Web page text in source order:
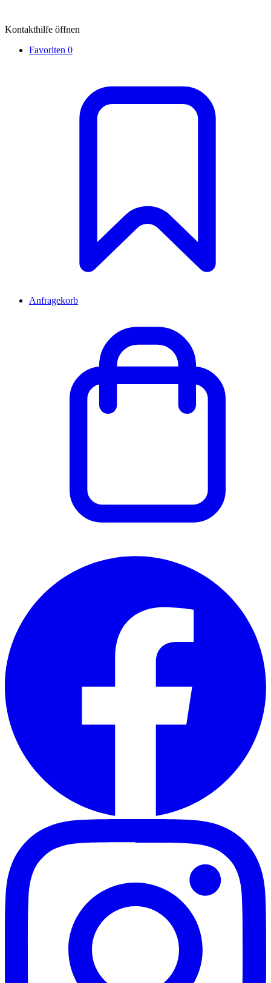
Kontakthilfe öffnen
Favoriten 0
Anfragekorb